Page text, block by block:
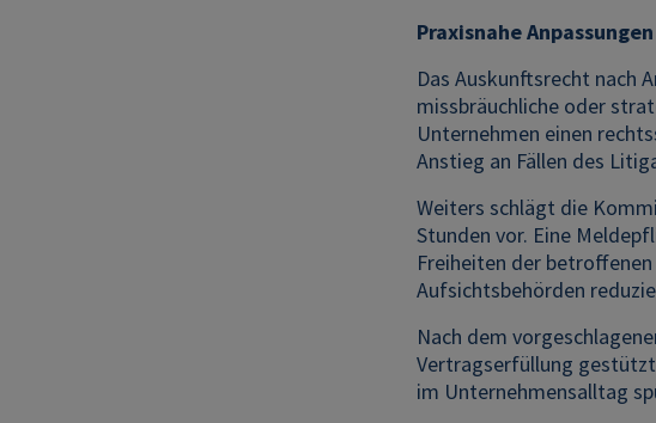
Praxisnahe
Das Auskunftsrecht nach
missbräuchliche oder
Unternehmen einen
Anstieg an Fällen des
Weiters schlägt die
Stunden vor. Eine
Freiheiten der
Aufsichtsbehörden
Nach dem
Vertragserfüllung
im Unternehmensalltag